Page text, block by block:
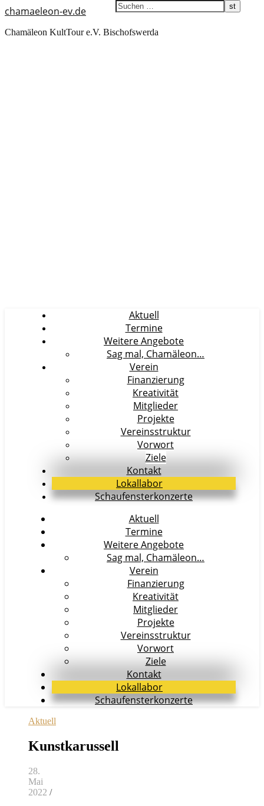
chamaeleon-ev.de
Chamäleon KultTour e.V. Bischofswerda
Aktuell
Termine
Weitere Angebote
Sag mal, Chamäleon…
Verein
Finanzierung
Kreativität
Mitglieder
Projekte
Vereinsstruktur
Vorwort
Ziele
Kontakt
Lokallabor
Schaufensterkonzerte
Aktuell
Termine
Weitere Angebote
Sag mal, Chamäleon…
Verein
Finanzierung
Kreativität
Mitglieder
Projekte
Vereinsstruktur
Vorwort
Ziele
Kontakt
Lokallabor
Schaufensterkonzerte
Aktuell
Kunstkarussell
28.
Mai
2022 /